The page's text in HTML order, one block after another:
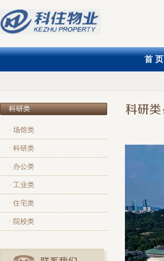
首 页
科研类
· 场馆类
· 科研类
· 办公类
· 工业类
· 住宅类
· 院校类